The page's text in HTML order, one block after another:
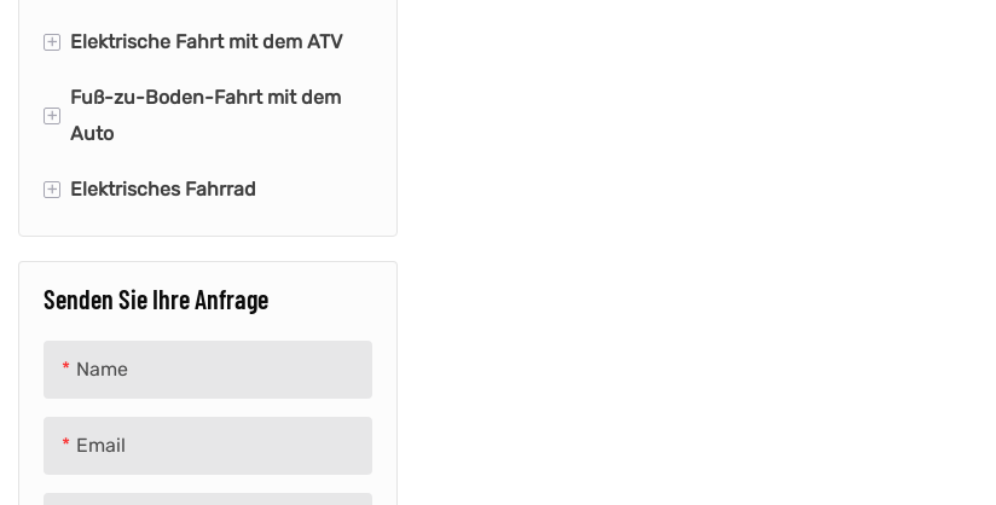
Polizeimotorrad
Süßes Motorrad
+ Elektrische Fahrt mit dem ATV
Mini-Quad
+
Fuß-zu-Boden-Fahrt mit dem
Auto
Feuerwehrauto
Tierauto
Drücken Sie & Tretauto
Laufrad
+ Elektrisches Fahrrad
Kinder-Dirt-Bike
Kinder-E-Bike
E-Bike für Erwachsene
Senden Sie Ihre Anfrage
Name
Email